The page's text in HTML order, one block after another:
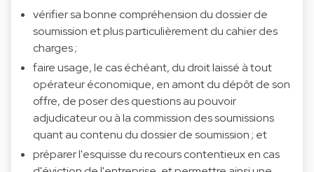
vérifier sa bonne compréhension du dossier de
soumission et plus particulièrement du cahier des
charges ;
faire usage, le cas échéant, du droit laissé à tout
opérateur économique, en amont du dépôt de son
offre, de poser des questions au pouvoir
adjudicateur ou à la commission des soumissions
quant au contenu du dossier de soumission ; et
préparer l'esquisse du recours contentieux en cas